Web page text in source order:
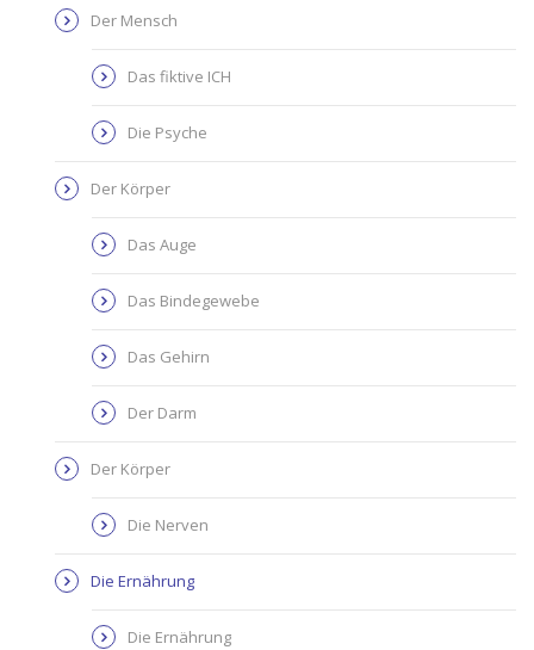
Der Mensch
Das fiktive ICH
Die Psyche
Der Körper
Das Auge
Das Bindegewebe
Das Gehirn
Der Darm
Der Körper
Die Nerven
Die Ernährung
Die Ernährung